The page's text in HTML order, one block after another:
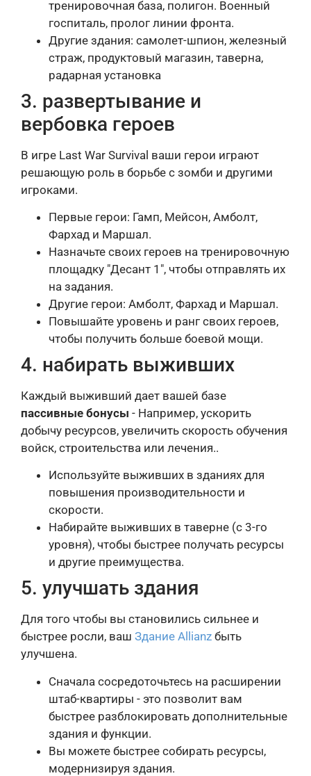
тренировочная база, полигон. Военный
госпиталь, пролог линии фронта.
Другие здания: самолет-шпион, железный
страж, продуктовый магазин, таверна,
радарная установка
3. развертывание и
вербовка героев
В игре Last War Survival ваши герои играют
решающую роль в борьбе с зомби и другими
игроками.
Первые герои: Гамп, Мейсон, Амболт,
Фархад и Маршал.
Назначьте своих героев на тренировочную
площадку "Десант 1", чтобы отправлять их
на задания.
Другие герои: Амболт, Фархад и Маршал.
Повышайте уровень и ранг своих героев,
чтобы получить больше боевой мощи.
4. набирать выживших
Каждый выживший дает вашей базе
пассивные бонусы - Например, ускорить
добычу ресурсов, увеличить скорость обучения
войск, строительства или лечения..
Используйте выживших в зданиях для
повышения производительности и
скорости.
Набирайте выживших в таверне (с 3-го
уровня), чтобы быстрее получать ресурсы
и другие преимущества.
5. улучшать здания
Для того чтобы вы становились сильнее и
быстрее росли, ваш Здание Allianz быть
улучшена.
Сначала сосредоточьтесь на расширении
штаб-квартиры - это позволит вам
быстрее разблокировать дополнительные
здания и функции.
Вы можете быстрее собирать ресурсы,
модернизируя здания.